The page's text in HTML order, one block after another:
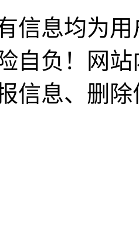
信息均为
自负！网
信息、删